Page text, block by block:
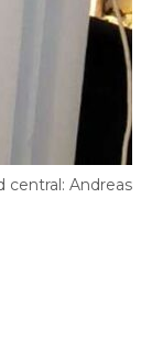
central: Andreas